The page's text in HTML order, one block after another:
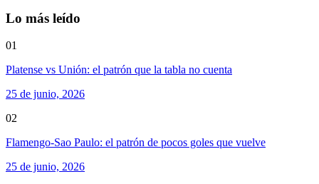
Lo más leído
01
Platense vs Unión: el patrón que la tabla no cuenta
25 de junio, 2026
02
Flamengo-Sao Paulo: el patrón de pocos goles que vuelve
25 de junio, 2026